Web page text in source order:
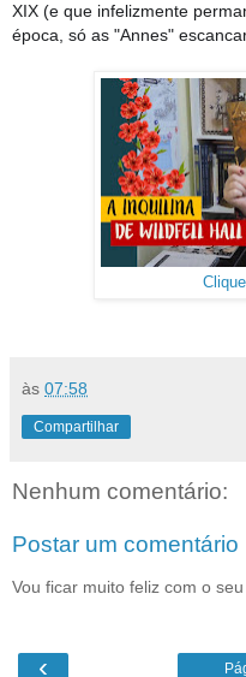
XIX (e que infelizmente
época, só as "Annes"
às 07:58
Compartilhar
Nenhum comentário:
Postar um comentário
Vou ficar muito feliz com o
‹